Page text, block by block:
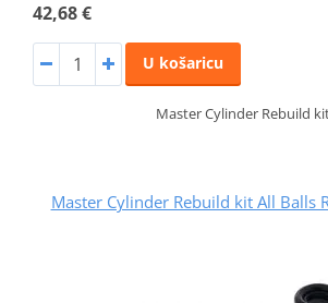
42,68 €
U košaricu
Master Cylinder Rebuild
Master Cylinder Rebuild kit All Balls